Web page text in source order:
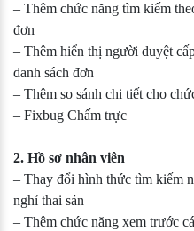
– Thêm chức năng tìm kiếm
đơn
– Thêm hiển thị người duyệt
danh sách đơn
– Thêm so sánh chi tiết cho
– Fixbug Chấm trực
2. Hồ sơ nhân viên
– Thay đổi hình thức tìm kiếm
nghỉ thai sản
– Thêm chức năng xem trước